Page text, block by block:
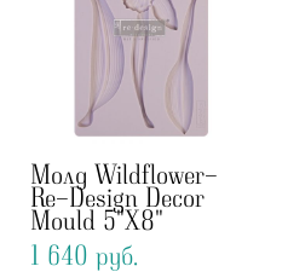
Молд Wildflower-
Re-Design Decor
Mould 5"X8"
1 640 pуб.